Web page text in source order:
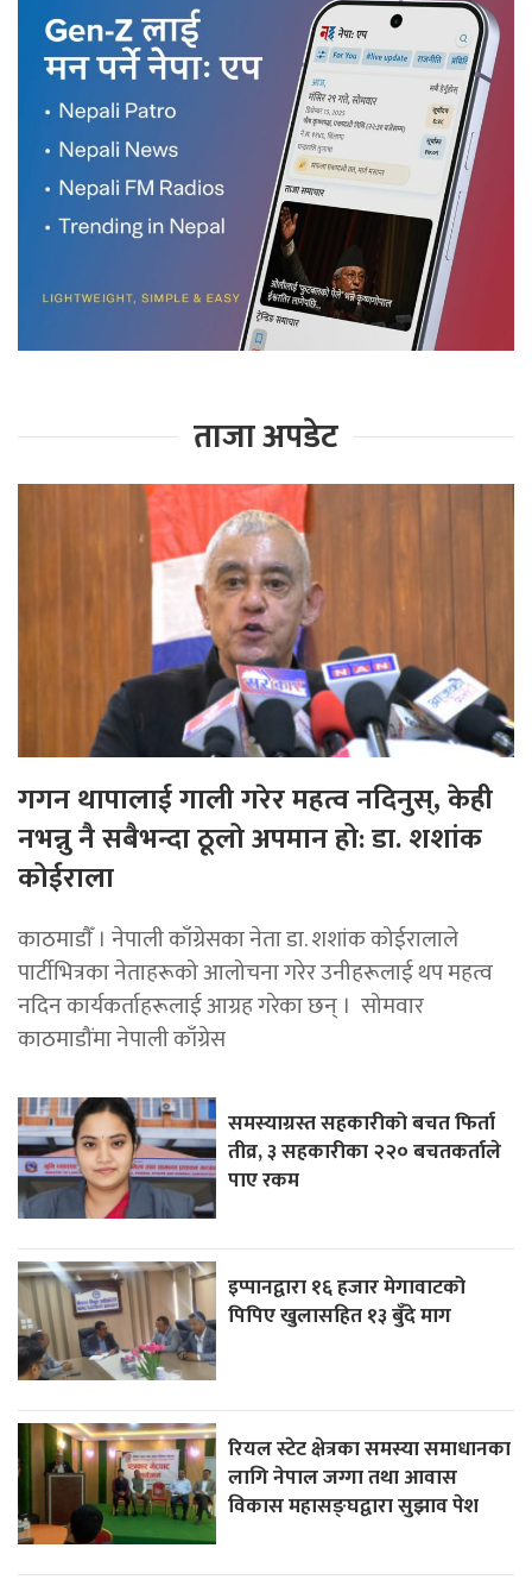
ताजा अपडेट
गगन थापालाई गाली गरेर महत्व नदिनुस्, केही
नभन्नु नै सबैभन्दा ठूलो अपमान हो: डा. शशांक
कोईराला
काठमाडाैँ । नेपाली काँग्रेसका नेता डा. शशांक कोईरालाले
पार्टीभित्रका नेताहरूको आलोचना गरेर उनीहरूलाई थप महत्व
नदिन कार्यकर्ताहरूलाई आग्रह गरेका छन् । सोमवार
काठमाडौंमा नेपाली काँग्रेस
समस्याग्रस्त सहकारीको बचत फिर्ता
तीव्र, ३ सहकारीका २२० बचतकर्ताले
पाए रकम
इप्पानद्वारा १६ हजार मेगावाटको
पिपिए खुलासहित १३ बुँदे माग
रियल स्टेट क्षेत्रका समस्या समाधानका
लागि नेपाल जग्गा तथा आवास
विकास महासङ्घद्वारा सुझाव पेश